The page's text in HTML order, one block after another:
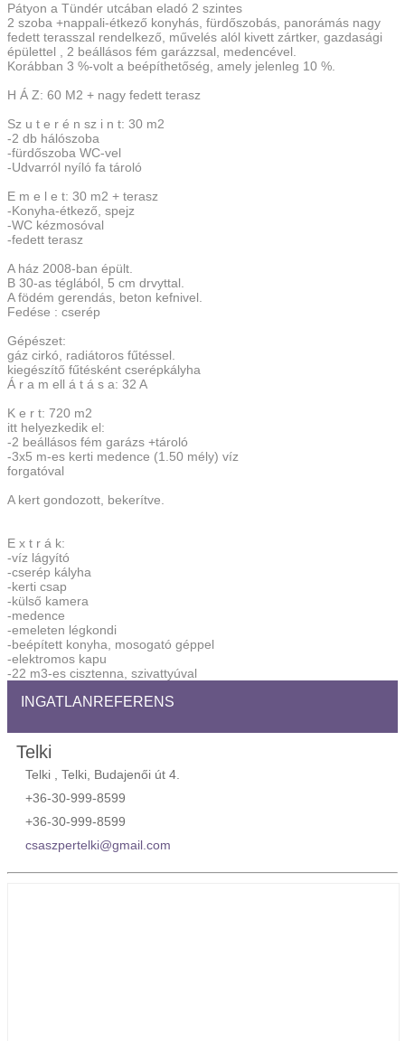
Pátyon a Tündér utcában eladó 2 szintes
2 szoba +nappali-étkező konyhás, fürdőszobás, panorámás nagy
fedett terasszal rendelkező, művelés alól kivett zártker, gazdasági
épülettel , 2 beállásos fém garázzsal, medencével.
Korábban 3 %-volt a beépíthetőség, amely jelenleg 10 %.
H Á Z: 60 M2 + nagy fedett terasz
Sz u t e r é n sz i n t: 30 m2
-2 db hálószoba
-fürdőszoba WC-vel
-Udvarról nyíló fa tároló
E m e l e t: 30 m2 + terasz
-Konyha-étkező, spejz
-WC kézmosóval
-fedett terasz
A ház 2008-ban épült.
B 30-as téglából, 5 cm drvyttal.
A födém gerendás, beton kefnivel.
Fedése : cserép
Gépészet:
gáz cirkó, radiátoros fűtéssel.
kiegészítő fűtésként cserépkályha
Á r a m ell á t á s a: 32 A
K e r t: 720 m2
itt helyezkedik el:
-2 beállásos fém garázs +tároló
-3x5 m-es kerti medence (1.50 mély) víz
forgatóval
A kert gondozott, bekerítve.
E x t r á k:
-víz lágyító
-cserép kályha
-kerti csap
-külső kamera
-medence
-emeleten légkondi
-beépített konyha, mosogató géppel
-elektromos kapu
-22 m3-es cisztenna, szivattyúval
INGATLANREFERENS
Telki
Telki , Telki, Budajenői út 4.
+36-30-999-8599
+36-30-999-8599
csaszpertelki@gmail.com